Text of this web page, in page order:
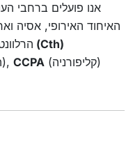
אנו פועלים ברחבי
האיחוד האירופי, אסיה
חוק הפרטיות משנת 1988 (Cth)
(האיחוד האירופי), CCPA (קליפורניה)